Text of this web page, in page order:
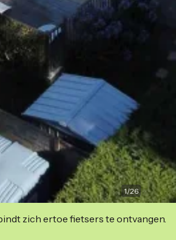
1/26
zich ertoe fietsers te ontvangen.